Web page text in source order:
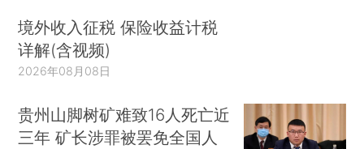
境外收入征税 保险收益计税
详解(含视频)
2026年08月08日
贵州山脚树矿难致16人死亡近
三年 矿长涉罪被罢免全国人